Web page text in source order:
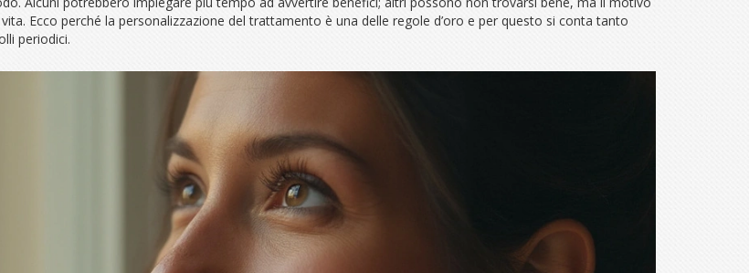
Ecco perché la personalizzazione del trattamento è una delle regole d’oro e per questo si conta tanto
periodici.